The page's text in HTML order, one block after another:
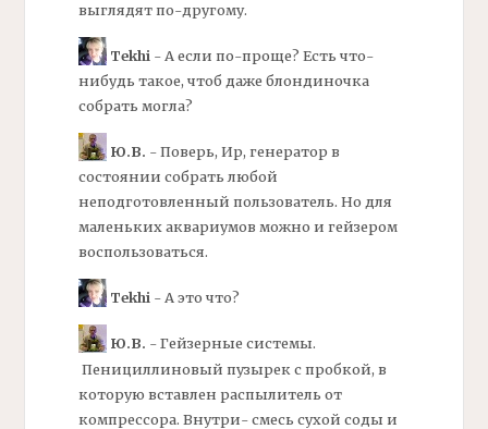
выглядят по-другому.
Tekhi - А если по-проще? Есть что-
нибудь такое, чтоб даже блондиночка
собрать могла?
Ю.В. - Поверь, Ир, генератор в
состоянии собрать любой
неподготовленный пользователь. Но для
маленьких аквариумов можно и гейзером
воспользоваться.
Tekhi- А это что?
Ю.В. - Гейзерные системы.
Пенициллиновый пузырек с пробкой, в
которую вставлен распылитель от
компрессора. Внутри- смесь сухой соды и